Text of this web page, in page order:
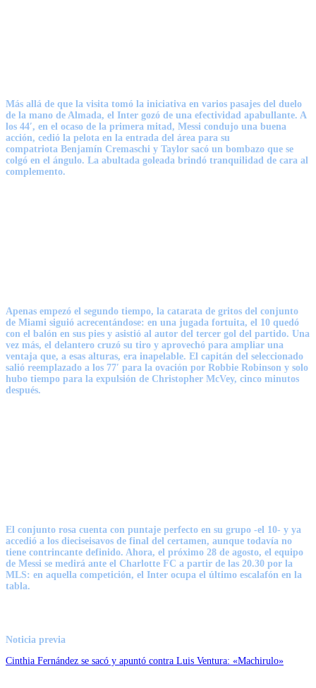
Más allá de que la visita tomó la iniciativa en varios pasajes del duelo
de la mano de Almada, el Inter gozó de una efectividad apabullante. A
los 44′, en el ocaso de la primera mitad, Messi condujo una buena
acción, cedió la pelota en la entrada del área para su
compatriota Benjamín Cremaschi y Taylor sacó un bombazo que se
colgó en el ángulo. La abultada goleada brindó tranquilidad de cara al
complemento.
Apenas empezó el segundo tiempo, la catarata de gritos del conjunto
de Miami siguió acrecentándose: en una jugada fortuita, el 10 quedó
con el balón en sus pies y asistió al autor del tercer gol del partido. Una
vez más, el delantero cruzó su tiro y aprovechó para ampliar una
ventaja que, a esas alturas, era inapelable. El capitán del seleccionado
salió reemplazado a los 77′ para la ovación por Robbie Robinson y solo
hubo tiempo para la expulsión de Christopher McVey, cinco minutos
después.
El conjunto rosa cuenta con puntaje perfecto en su grupo -el 10- y ya
accedió a los dieciseisavos de final del certamen, aunque todavía no
tiene contrincante definido. Ahora, el próximo 28 de agosto, el equipo
de Messi se medirá ante el Charlotte FC a partir de las 20.30 por la
MLS: en aquella competición, el Inter ocupa el último escalafón en la
tabla.
Noticia previa
Cinthia Fernández se sacó y apuntó contra Luis Ventura: «Machirulo»